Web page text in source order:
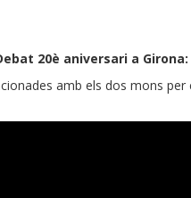
20è aniversari a
amb els dos mons